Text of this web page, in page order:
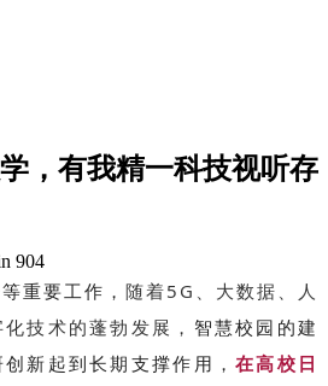
，有我精一科技视听存
904
重要工作， 随着5G、大数据、人
技术的蓬勃发展， 智慧校园的建
新起到长期支撑作用，在高校日